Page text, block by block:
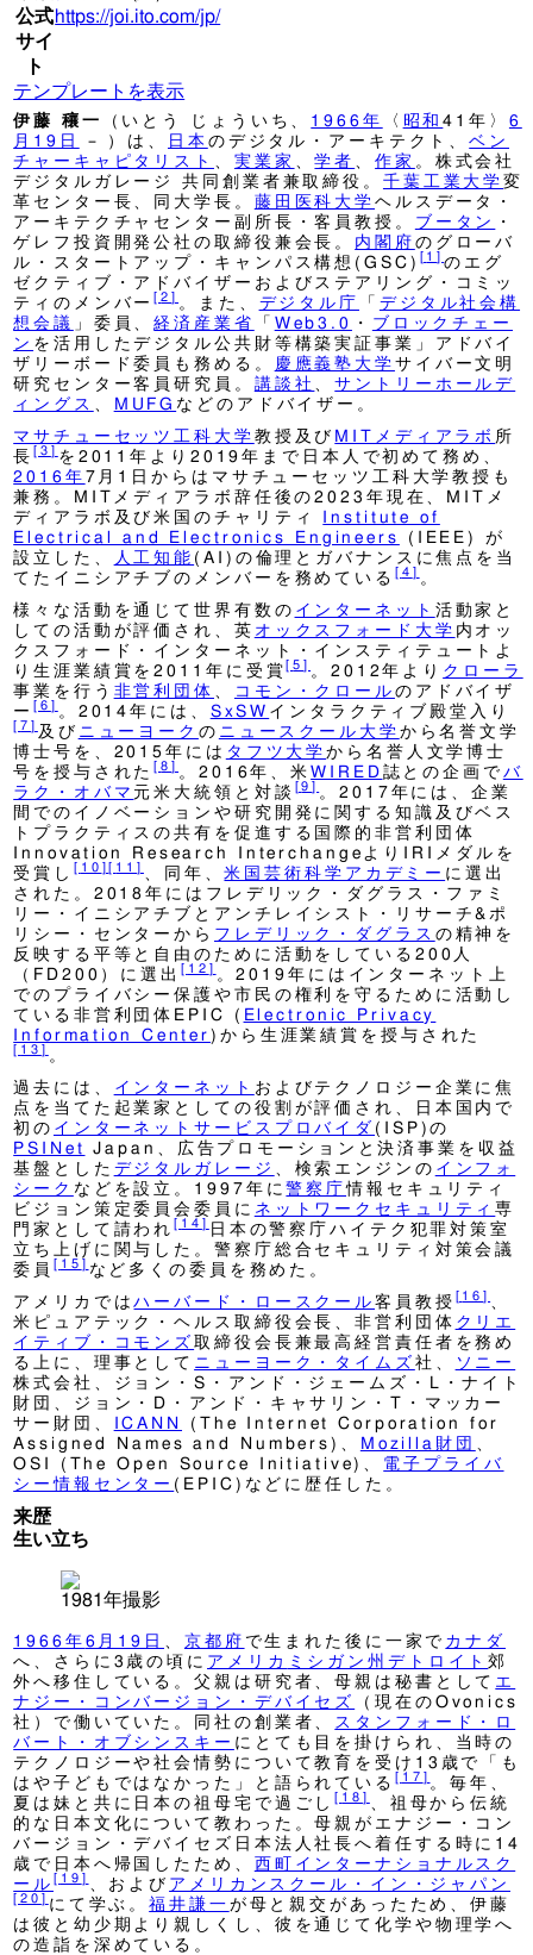
公式
サイ
ト
https://joi.ito.com/jp/
テンプレートを表示
伊藤 穰一 （いとう じょういち、 1966年 〈 昭和41年〉 6
月19日
– ）は、 日本 のデジタル・アーキテクト、ベン
チャーキャピタリスト
実業家 、学者 、作家 。株式会社
デジタルガレージ 共同創業者兼取締役。 千葉工業大学変
革センター長、同大学長。 藤田医科大学ヘルスデータ・
アーキテクチャセンター副所長・客員教授。 ブータン
・
ゲレフ投資開発公社の取締役兼会長。 内閣府 のグローバ
ル・スタートアップ・キャンパス構想(GSC) [ 1] のエグ
ゼクティブ・アドバイザーおよびステアリング・コミッ
ティのメンバー[2] 。また、 デジタル庁 「 デジタル社会構
想会議 」委員、経済産業省 「 Web3.0 ・ ブロックチェー
ン を活用したデジタル公共財等構築実証事業」アドバイ
ザリーボード委員も務める。 慶應義塾大学 サイバー文明
研究センター客員研究員。 講談社 、サントリーホールデ
ィングス
MUFG などのアドバイザー。
マサチューセッツ工科大学 教授及び MITメディアラボ 所
長[ 3 ] を2011年より2019年まで日本人で初めて務め、
2016年 7月1日からはマサチューセッツ工科大学教授も
兼務。MITメディアラボ辞任後の2023年現在、MITメ
ディアラボ及び米国のチャリティ Institute of
Electrical and Electronics Engineers
(IEEE) が
設立した、
人工知能 (AI)の倫理とガバナンスに焦点を当
てたイニシアチブのメンバーを務めている [ 4 ] 。
様々な活動を通じて世界有数の インターネット 活動家と
しての活動が評価され、英 オックスフォード大学 内オッ
クスフォード・インターネット・インスティテュートよ
り生涯業績賞を2011年に受賞[5] 。2012年より クローラ
事業を行う 非営利団体 コモン・クロール のアドバイザ
ー[ 6 ] 。2014年には、 SxSW インタラクティブ殿堂入り
[7 ] 及び ニューヨーク の ニュースクール大学 から名誉文学
博士号を、2015年には タフツ大学から名誉人文学博士
号を授与された[8] 。2016年、米WIRED 誌との企画で バ
ラク・オバマ 元米大統領と対談 [9] 。2017年には、企業
間でのイノベーションや研究開発に関する知識及びベス
トプラクティスの共有を促進する国際的非営利団体
Innovation Research InterchangeよりIRIメダルを
受賞し [ 10 ] [ 11] 、同年、米国芸術科学アカデミー に選出
された。2018年にはフレデリック・ダグラス・ファミ
リー・イニシアチブとアンチレイシスト・リサーチ&ポ
リシー・センターから フレデリック・ダグラス の精神を
反映する平等と自由のために活動をしている200人
（FD200）に選出[ 12 ] 。2019年にはインターネット上
でのプライバシー保護や市民の権利を守るために活動し
ている非営利団体EPIC ( Electronic Privacy
Information Center)から生涯業績賞を授与された
[ 13 ] 。
過去には、 インターネット およびテクノロジー企業に焦
点を当てた起業家としての役割が評価され、日本国内で
初の インターネットサービスプロバイダ (ISP)の
PSINet Japan、広告プロモーションと決済事業を収益
基盤とした デジタルガレージ 、検索エンジンの インフォ
シーク などを設立。1997年に警察庁情報セキュリティ
ビジョン策定委員会委員に ネットワークセキュリティ専
門家として請われ[ 14 ] 日本の警察庁ハイテク犯罪対策室
立ち上げに関与した。警察庁総合セキュリティ対策会議
委員 [ 15 ] など多くの委員を務めた。
アメリカではハーバード・ロースクール客員教授 [ 16] 、
米ピュアテック・ヘルス取締役会長、非営利団体 クリエ
イティブ・コモンズ取締役会長兼最高経営責任者を務め
る上に、理事として ニューヨーク・タイムズ 社、
ソニー
株式会社、ジョン・S・アンド・ジェームズ・L・ナイト
財団、ジョン・D・アンド・キャサリン・T・マッカー
サー財団、 ICANN
(The Internet Corporation for
Assigned Names and Numbers)、 Mozilla財団
OSI (The Open Source Initiative)、 電子プライバ
シー情報センター (EPIC)などに歴任した。
来歴
生い立ち
1981年撮影
1966年 6月19日 京都府 で生まれた後に一家で カナダ
へ、さらに3歳の頃に アメリカ ミシガン州 デトロイト郊
外へ移住している。父親は研究者、母親は秘書として エ
ナジー・コンバージョン・デバイセズ
（現在のOvonics
社）で働いていた。同社の創業者、
スタンフォード・ロ
バート・オブシンスキー にとても目を掛けられ、当時の
テクノロジーや社会情勢について教育を受け13歳で「も
はや子どもではなかった」と語られている [ 17 ] 。毎年、
夏は妹と共に日本の祖母宅で過ごし[ 18 ] 、祖母から伝統
的な日本文化について教わった。母親がエナジー・コン
バージョン・デバイセズ日本法人社長へ着任する時に14
歳で日本へ帰国したため、 西町インターナショナルスク
ール [ 19 ] 、および アメリカンスクール・イン・ジャパン
[20 ] にて学ぶ。福井謙一 が母と親交があったため、伊藤
は彼と幼少期より親しくし、彼を通じて化学や物理学へ
の造詣を深めている。